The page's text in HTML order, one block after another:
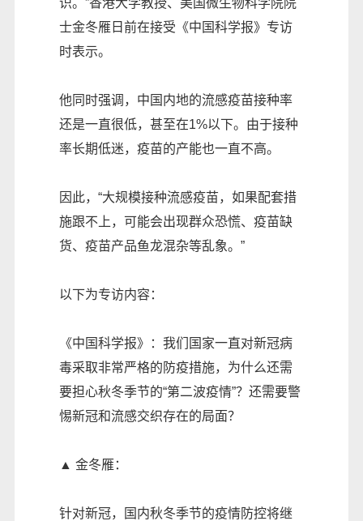
识。”香港大学教授、美国微生物科学院院
士金冬雁日前在接受《中国科学报》专访
时表示。
他同时强调，中国内地的流感疫苗接种率
还是一直很低，甚至在1%以下。由于接种
率长期低迷，疫苗的产能也一直不高。
因此，“大规模接种流感疫苗，如果配套措
施跟不上，可能会出现群众恐慌、疫苗缺
货、疫苗产品鱼龙混杂等乱象。”
以下为专访内容：
《中国科学报》：我们国家一直对新冠病
毒采取非常严格的防疫措施，为什么还需
要担心秋冬季节的“第二波疫情”？还需要警
惕新冠和流感交织存在的局面？
▲ 金冬雁：
针对新冠，国内秋冬季节的疫情防控将继